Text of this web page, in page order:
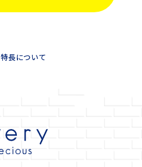
特長について